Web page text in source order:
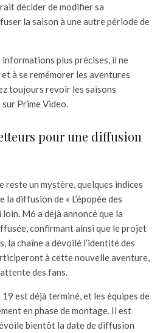
décider de modifier sa
la saison à une autre période de
informations plus précises, il ne
à se remémorer les aventures
toujours revoir les saisons
Prime Video.
pour une diffusion
reste un mystère, quelques indices
diffusion de « L’épopée des
loin. M6 a déjà annoncé que la
confirmant ainsi que le projet
la chaîne a dévoilé l’identité des
à cette nouvelle aventure,
des fans.
est déjà terminé, et les équipes de
en phase de montage. Il est
bientôt la date de diffusion